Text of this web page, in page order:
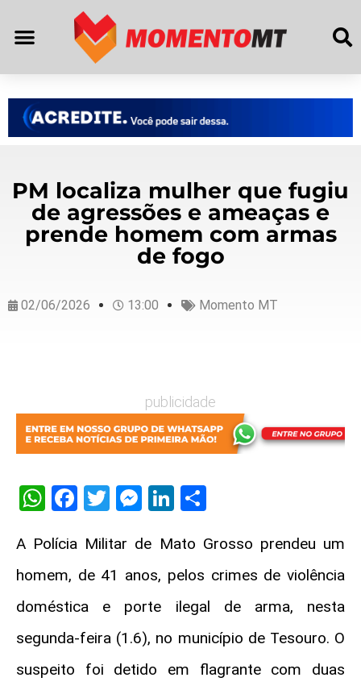
PM localiza mulher que fugiu
de agressões e ameaças e
prende homem com armas
de fogo
02/06/2026 13:00 Momento MT
publicidade
WhatsApp
Facebook
Twitter
Messenger
LinkedIn
A Polícia Militar de Mato Grosso prendeu um
homem, de 41 anos, pelos crimes de violência
doméstica e porte ilegal de arma, nesta
segunda-feira (1.6), no município de Tesouro. O
suspeito foi detido em flagrante com duas